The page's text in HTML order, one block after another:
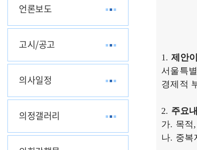
언론보도
고시/공고
의사일정
의정갤러리
제안
서울특
경제적
주요
가. 목적
나. 중복